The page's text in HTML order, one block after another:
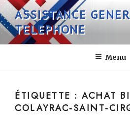
Aller
au
contenu
principal
ASSISTANCE
TELEPHONE
Menu
ÉTIQUETTE :ACHAT
COLAYRAC-SAINT-